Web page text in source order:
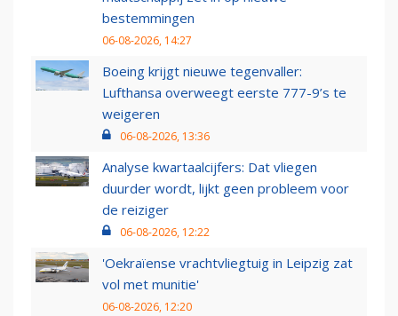
bestemmingen
06-08-2026, 14:27
Boeing krijgt nieuwe tegenvaller:
Lufthansa overweegt eerste 777-9’s te
weigeren
06-08-2026, 13:36
Analyse kwartaalcijfers: Dat vliegen
duurder wordt, lijkt geen probleem voor
de reiziger
06-08-2026, 12:22
'Oekraïense vrachtvliegtuig in Leipzig zat
vol met munitie'
06-08-2026, 12:20